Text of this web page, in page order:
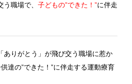
う職場で、 子どもの”できた！”に伴走
ありがとう」が飛び交う職場に惹か
達の”できた！”に伴走する運動療育